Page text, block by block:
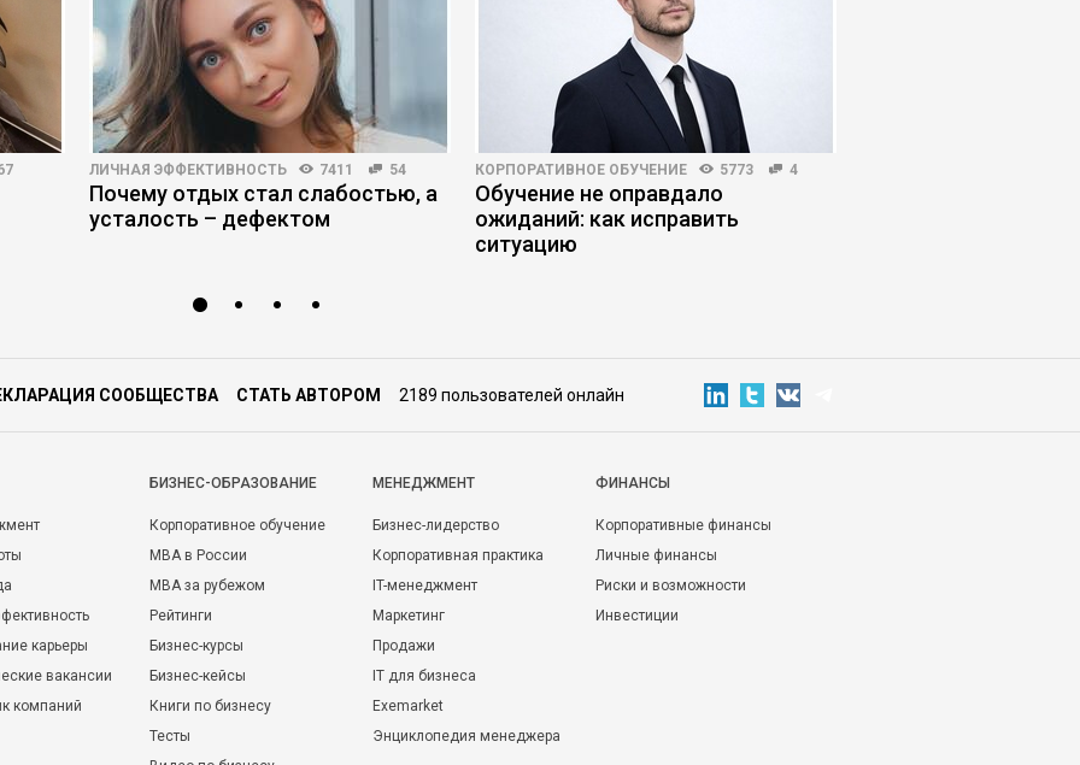
ЛИЧНАЯ ЭФФЕКТИВНОСТЬ 7411 54
Почему отдых стал слабостью, а
усталость – дефектом
КОРПОРАТИВНОЕ ОБУЧЕНИЕ 5773 4
Обучение не оправдало
ожиданий: как исправить
ситуацию
СООБЩЕСТВА СТАТЬ АВТОРОМ 2189 пользователей онлайн
карьеры
вакансии
компаний
БИЗНЕС-ОБРАЗОВАНИЕ
Корпоративное обучение
MBA в России
MBA за рубежом
Рейтинги
Бизнес-курсы
Бизнес-кейсы
Книги по бизнесу
Тесты
МЕНЕДЖМЕНТ
Бизнес-лидерство
Корпоративная практика
IT-менеджмент
Маркетинг
Продажи
IT для бизнеса
Exemarket
Энциклопедия менеджера
ФИНАНСЫ
Корпоративные финансы
Личные финансы
Риски и возможности
Инвестиции